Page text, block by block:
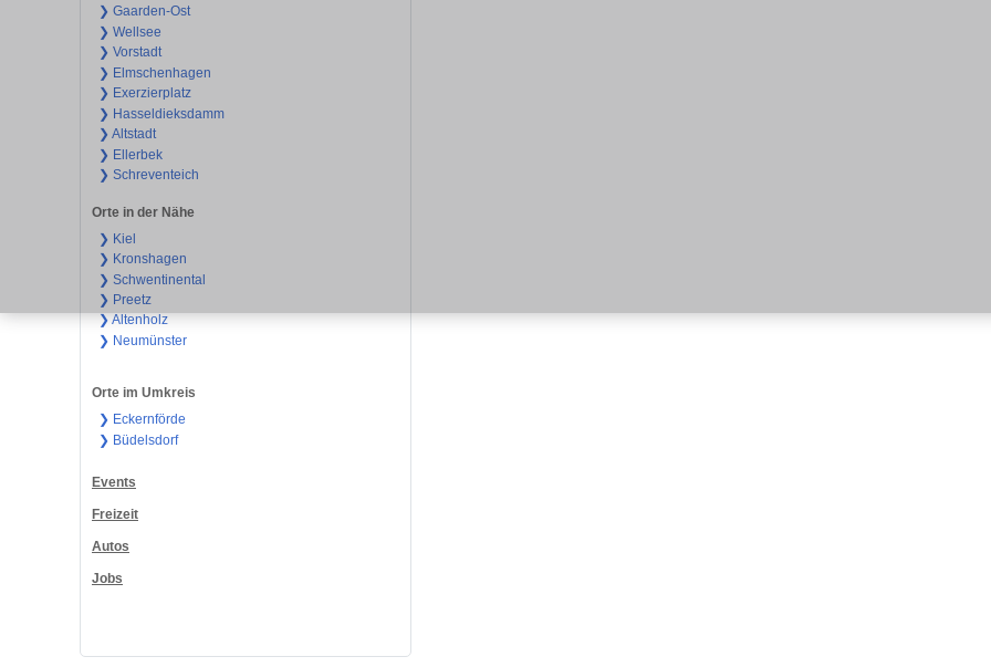
❯ Gaarden-Ost
❯ Wellsee
❯ Vorstadt
❯ Elmschenhagen
❯ Exerzierplatz
❯ Hasseldieksdamm
❯ Altstadt
❯ Ellerbek
❯ Schreventeich
Orte in der Nähe
❯ Kiel
❯ Kronshagen
❯ Schwentinental
❯ Preetz
❯ Altenholz
❯ Neumünster
Orte im Umkreis
❯ Eckernförde
❯ Büdelsdorf
Events
Freizeit
Autos
Jobs